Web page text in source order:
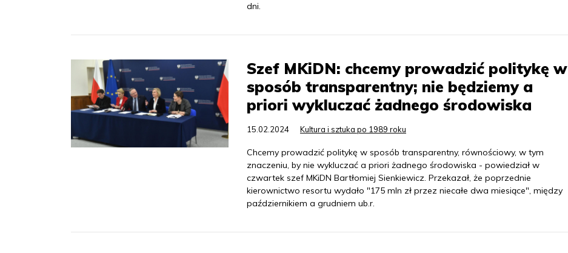
dni.
Szef MKiDN: chcemy prowadzić politykę w
sposób transparentny; nie będziemy a
priori wykluczać żadnego środowiska
15.02.2024 Kultura i sztuka po 1989 roku
Chcemy prowadzić politykę w sposób transparentny, równościowy, w tym
znaczeniu, by nie wykluczać a priori żadnego środowiska - powiedział w
czwartek szef MKiDN Bartłomiej Sienkiewicz. Przekazał, że poprzednie
kierownictwo resortu wydało "175 mln zł przez niecałe dwa miesiące", między
październikiem a grudniem ub.r.